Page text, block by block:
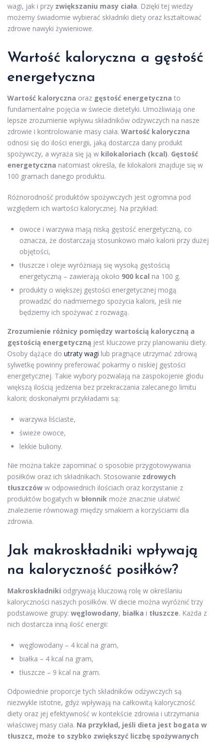
wagi, jak i przy zwiększaniu masy ciała. Dzięki tej wiedzy
możemy świadomie wybierać składniki diety oraz kształtować
zdrowe nawyki żywieniowe.
Wartość kaloryczna a gęstość
energetyczna
Wartość kaloryczna oraz gęstość energetyczna to
fundamentalne pojęcia w świecie dietetyki. Umożliwiają one
lepsze zrozumienie wpływu składników odżywczych na nasze
zdrowie i kontrolowanie masy ciała. Wartość kaloryczna
odnosi się do ilości energii, jaką dostarcza dany produkt
spożywczy, a wyraża się ją w kilokaloriach (kcal). Gęstość
energetyczna natomiast określa, ile kilokalorii znajduje się w
100 gramach danego produktu.
Różnorodność produktów spożywczych jest ogromna pod
względem ich wartości kalorycznej. Na przykład:
owoce i warzywa mają niską gęstość energetyczną, co
oznacza, że dostarczają stosunkowo mało kalorii przy dużej
objętości,
tłuszcze i oleje wyróżniają się wysoką gęstością
energetyczną – zawierają około 900 kcal na 100 g.
produkty o większej gęstości energetycznej mogą
prowadzić do nadmiernego spożycia kalorii, jeśli nie
będziemy ich spożywać z rozwagą.
Zrozumienie różnicy pomiędzy wartością kaloryczną a
gęstością energetyczną jest kluczowe przy planowaniu diety.
Osoby dążące do utraty wagi lub pragnące utrzymać zdrową
sylwetkę powinny preferować pokarmy o niskiej gęstości
energetycznej. Takie wybory pozwalają na zaspokojenie głodu
większą ilością jedzenia bez przekraczania zalecanego limitu
kalorii; doskonałymi przykładami są:
warzywa liściaste,
świeże owoce,
lekkie buliony.
Nie można także zapominać o sposobie przygotowywania
posiłków oraz ich składnikach. Stosowanie zdrowych
tłuszczów w odpowiednich ilościach oraz korzystanie z
produktów bogatych w błonnik może znacznie ułatwić
znalezienie równowagi między smakiem a korzyściami dla
zdrowia.
Jak makroskładniki wpływają
na kaloryczność posiłków?
Makroskładniki odgrywają kluczową rolę w określaniu
kaloryczności naszych posiłków. W diecie można wyróżnić trzy
podstawowe grupy: węglowodany, białka i tłuszcze. Każda z
nich dostarcza inną ilość energii:
węglowodany – 4 kcal na gram,
białka – 4 kcal na gram,
tłuszcze – 9 kcal na gram.
Odpowiednie proporcje tych składników odżywczych są
niezwykle istotne, gdyż wpływają na całkowitą kaloryczność
diety oraz jej efektywność w kontekście zdrowia i utrzymania
właściwej masy ciała. Na przykład, jeśli dieta jest bogata w
tłuszcz, może to szybko zwiększyć liczbę spożywanych